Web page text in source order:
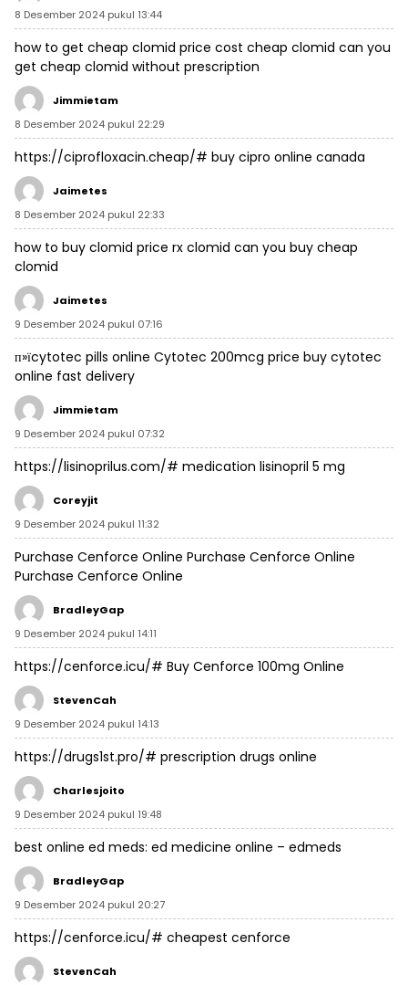
8 Desember 2024 pukul 13:44
how to get cheap clomid price cost cheap clomid can you
get cheap clomid without prescription
Jimmietam
8 Desember 2024 pukul 22:29
https://ciprofloxacin.cheap/# buy cipro online canada
Jaimetes
8 Desember 2024 pukul 22:33
how to buy clomid price rx clomid can you buy cheap
clomid
Jaimetes
9 Desember 2024 pukul 07:16
п»їcytotec pills online Cytotec 200mcg price buy cytotec
online fast delivery
Jimmietam
9 Desember 2024 pukul 07:32
https://lisinoprilus.com/# medication lisinopril 5 mg
Coreyjit
9 Desember 2024 pukul 11:32
Purchase Cenforce Online Purchase Cenforce Online
Purchase Cenforce Online
BradleyGap
9 Desember 2024 pukul 14:11
https://cenforce.icu/# Buy Cenforce 100mg Online
StevenCah
9 Desember 2024 pukul 14:13
https://drugs1st.pro/# prescription drugs online
Charlesjoito
9 Desember 2024 pukul 19:48
best online ed meds: ed medicine online – edmeds
BradleyGap
9 Desember 2024 pukul 20:27
https://cenforce.icu/# cheapest cenforce
StevenCah